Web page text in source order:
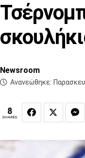
Newsroom
Ανανεώθηκε:
8
SHARES